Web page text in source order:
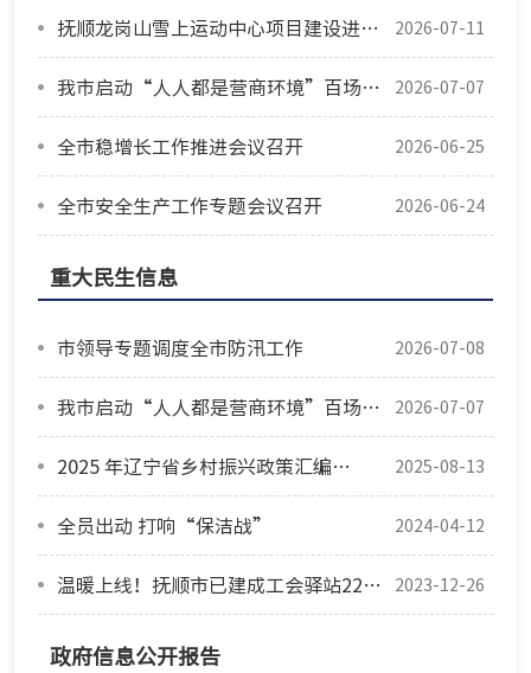
抚顺龙岗山雪上运动中心项目建设进入冲刺阶段 2026-07-11
我市启动“人人都是营商环境”百场宣讲活动 2026-07-07
全市稳增长工作推进会议召开 2026-06-25
全市安全生产工作专题会议召开 2026-06-24
重大民生信息
市领导专题调度全市防汛工作 2026-07-08
我市启动“人人都是营商环境”百场宣讲活动 2026-07-07
2025 年辽宁省乡村振兴政策汇编——重要农产品保供①粮食生产奖励和补贴类 2025-08-13
全员出动 打响“保洁战” 2024-04-12
温暖上线！抚顺市已建成工会驿站224个（附分布情况一览表） 2023-12-26
政府信息公开报告